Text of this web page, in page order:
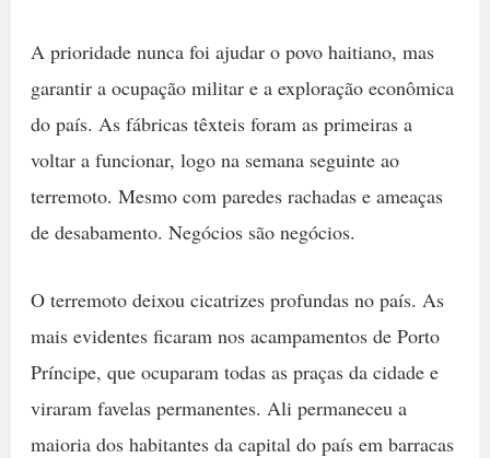
A prioridade nunca foi ajudar o povo haitiano, mas
garantir a ocupação militar e a exploração econômica
do país. As fábricas têxteis foram as primeiras a
voltar a funcionar, logo na semana seguinte ao
terremoto. Mesmo com paredes rachadas e ameaças
de desabamento. Negócios são negócios.
O terremoto deixou cicatrizes profundas no país. As
mais evidentes ficaram nos acampamentos de Porto
Príncipe, que ocuparam todas as praças da cidade e
viraram favelas permanentes. Ali permaneceu a
maioria dos habitantes da capital do país em barracas